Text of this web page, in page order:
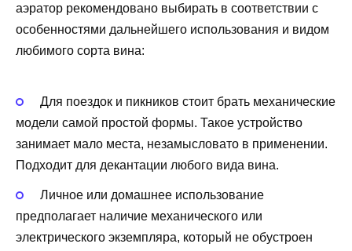
аэратор рекомендовано выбирать в соответствии с
особенностями дальнейшего использования и видом
любимого сорта вина:
Для поездок и пикников стоит брать механические
модели самой простой формы. Такое устройство
занимает мало места, незамысловато в применении.
Подходит для декантации любого вида вина.
Личное или домашнее использование
предполагает наличие механического или
электрического экземпляра, который не обустроен